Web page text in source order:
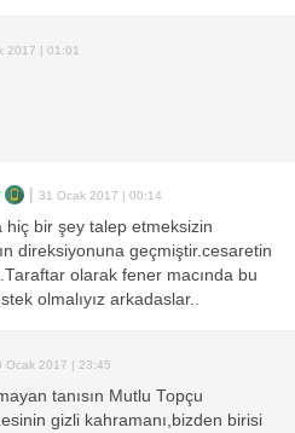
2017 | 01:01
31 Ocak 2017 | 00:14
bir şey talep etmeksizin
direksiyonuna geçmiştir.cesaretin
olarak fener macında bu
olmalıyız arkadaslar..
Ocak 2017 | 23:45
tanısın Mutlu Topçu
gizli kahramanı,bizden birisi